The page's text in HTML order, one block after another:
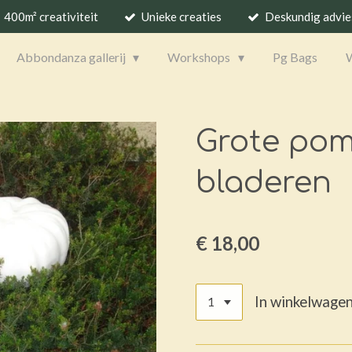
400m² creativiteit Unieke creaties Deskundig
Abbondanza gallerij Workshops Pg Bags
Grote
bladeren
€ 18,00
In